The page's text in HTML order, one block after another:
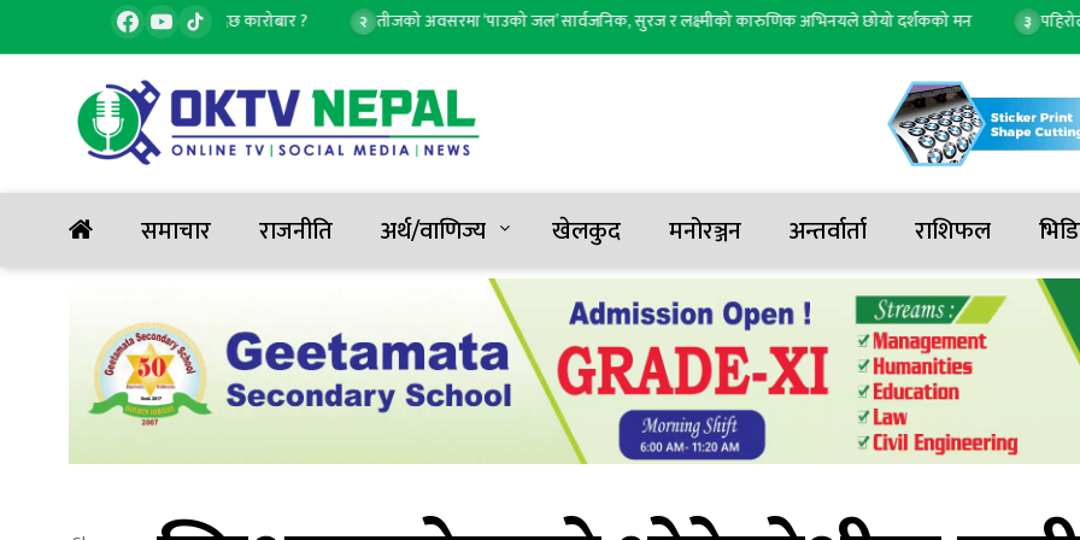
सुनको मूल्य, कतिमा हुँदैछ कारोबार ? तीजको अवसरमा ‘पाउको जल’ सार्वजनिक, सुरज र लक्ष्मीको कारुणिक अभिनयले छोयो दर्शकको मन पहिरोले
समाचार राजनीति अर्थ/वाणिज्य खेलकुद मनोरञ्जन अन्तर्वार्ता राशिफल